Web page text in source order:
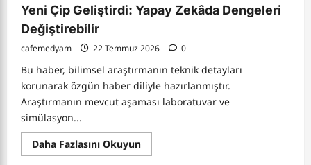
Yeni Çip Geliştirdi: Yapay Zekâda Dengeleri
Değiştirebilir
cafemedyam 22 Temmuz 2026 0
Bu haber, bilimsel araştırmanın teknik detayları
korunarak özgün haber diliyle hazırlanmıştır.
Araştırmanın mevcut aşaması laboratuvar ve
simülasyon...
Daha Fazlasını OkuyunRead
more